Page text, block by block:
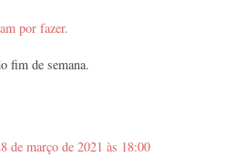
por fazer.
fim de semana.
de março de 2021 às 18:00